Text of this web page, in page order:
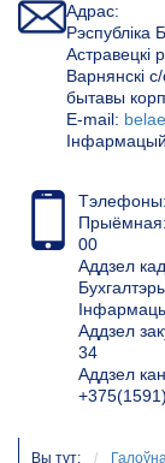
Адрас:
Рэспубліка
Астравецкі
Варнянскі
бытавы
Е-mail:
Тэлефоны:
00
Аддзел
Аддзел
34
Аддзел
Вы тут: